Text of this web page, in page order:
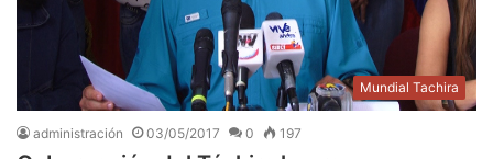
Mundial Tachira
administración 03/05/2017 0 197